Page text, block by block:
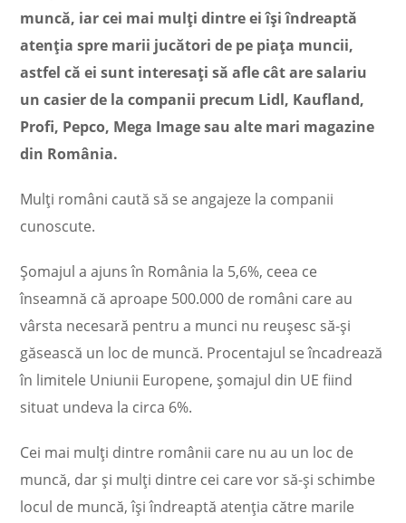
muncă, iar cei mai mulţi dintre ei îşi îndreaptă
atenţia spre marii jucători de pe piaţa muncii,
astfel că ei sunt interesaţi să afle cât are salariu
un casier de la companii precum Lidl, Kaufland,
Profi, Pepco, Mega Image sau alte mari magazine
din România.
Mulţi români caută să se angajeze la companii
cunoscute.
Şomajul a ajuns în România la 5,6%, ceea ce
înseamnă că aproape 500.000 de români care au
vârsta necesară pentru a munci nu reuşesc să-şi
găsească un loc de muncă. Procentajul se încadrează
în limitele Uniunii Europene, şomajul din UE fiind
situat undeva la circa 6%.
Cei mai mulţi dintre românii care nu au un loc de
muncă, dar şi mulţi dintre cei care vor să-şi schimbe
locul de muncă, îşi îndreaptă atenţia către marile